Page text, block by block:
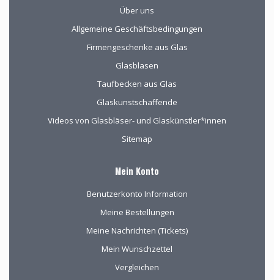
Über uns
Allgemeine Geschäftsbedingungen
Firmengeschenke aus Glas
Glasblasen
Taufbecken aus Glas
Glaskunstschaffende
Videos von Glasbläser- und Glaskünstler*innen
Sitemap
Mein Konto
Benutzerkonto Information
Meine Bestellungen
Meine Nachrichten (Tickets)
Mein Wunschzettel
Vergleichen